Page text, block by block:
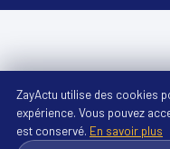
ZayActu utilise des cookies
expérience. Vous pouvez
est conservé. En savoir plus